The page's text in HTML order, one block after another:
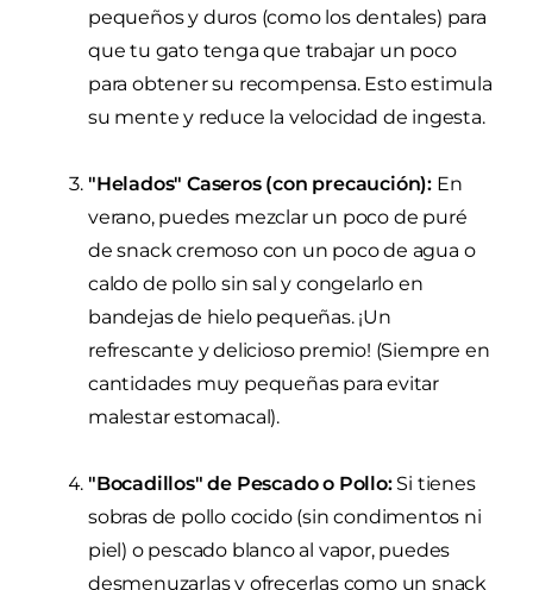
pequeños y duros (como los dentales) para
que tu gato tenga que trabajar un poco
para obtener su recompensa. Esto estimula
su mente y reduce la velocidad de ingesta.
"Helados" Caseros (con precaución): En
verano, puedes mezclar un poco de puré
de snack cremoso con un poco de agua o
caldo de pollo sin sal y congelarlo en
bandejas de hielo pequeñas. ¡Un
refrescante y delicioso premio! (Siempre en
cantidades muy pequeñas para evitar
malestar estomacal).
"Bocadillos" de Pescado o Pollo:Si tienes
sobras de pollo cocido (sin condimentos ni
piel) o pescado blanco al vapor, puedes
desmenuzarlas y ofrecerlas como un snack